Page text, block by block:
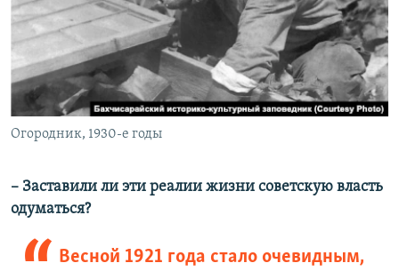
Огородник, 1930-е годы
– Заставили ли эти реалии жизни советскую власть
одуматься?
Весной 1921 года стало очевидным,